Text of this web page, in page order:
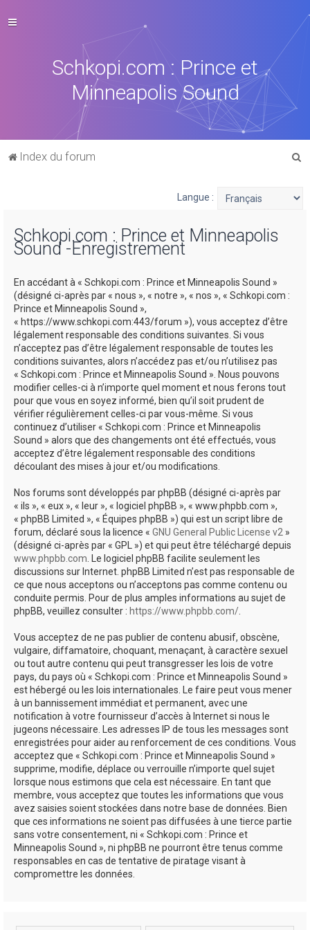
Schkopi.com : Prince et
Minneapolis Sound
Index du forum
Langue :
Schkopi.com : Prince et Minneapolis
Sound -Enregistrement
En accédant à « Schkopi.com : Prince et Minneapolis Sound »
(désigné ci-après par « nous », « notre », « nos », « Schkopi.com :
Prince et Minneapolis Sound »,
« https://www.schkopi.com:443/forum »), vous acceptez d’être
légalement responsable des conditions suivantes. Si vous
n’acceptez pas d’être légalement responsable de toutes les
conditions suivantes, alors n’accédez pas et/ou n’utilisez pas
« Schkopi.com : Prince et Minneapolis Sound ». Nous pouvons
modifier celles-ci à n’importe quel moment et nous ferons tout
pour que vous en soyez informé, bien qu’il soit prudent de
vérifier régulièrement celles-ci par vous-même. Si vous
continuez d’utiliser « Schkopi.com : Prince et Minneapolis
Sound » alors que des changements ont été effectués, vous
acceptez d’être légalement responsable des conditions
découlant des mises à jour et/ou modifications.
Nos forums sont développés par phpBB (désigné ci-après par
« ils », « eux », « leur », « logiciel phpBB », « www.phpbb.com »,
« phpBB Limited », « Équipes phpBB ») qui est un script libre de
forum, déclaré sous la licence « GNU General Public License v2 »
(désigné ci-après par « GPL ») et qui peut être téléchargé depuis
www.phpbb.com . Le logiciel phpBB facilite seulement les
discussions sur Internet. phpBB Limited n’est pas responsable de
ce que nous acceptons ou n’acceptons pas comme contenu ou
conduite permis. Pour de plus amples informations au sujet de
phpBB, veuillez consulter : https://www.phpbb.com/
Vous acceptez de ne pas publier de contenu abusif, obscène,
vulgaire, diffamatoire, choquant, menaçant, à caractère sexuel
ou tout autre contenu qui peut transgresser les lois de votre
pays, du pays où « Schkopi.com : Prince et Minneapolis Sound »
est hébergé ou les lois internationales. Le faire peut vous mener
à un bannissement immédiat et permanent, avec une
notification à votre fournisseur d’accès à Internet si nous le
jugeons nécessaire. Les adresses IP de tous les messages sont
enregistrées pour aider au renforcement de ces conditions. Vous
acceptez que « Schkopi.com : Prince et Minneapolis Sound »
supprime, modifie, déplace ou verrouille n’importe quel sujet
lorsque nous estimons que cela est nécessaire. En tant que
membre, vous acceptez que toutes les informations que vous
avez saisies soient stockées dans notre base de données. Bien
que ces informations ne soient pas diffusées à une tierce partie
sans votre consentement, ni « Schkopi.com : Prince et
Minneapolis Sound », ni phpBB ne pourront être tenus comme
responsables en cas de tentative de piratage visant à
compromettre les données.